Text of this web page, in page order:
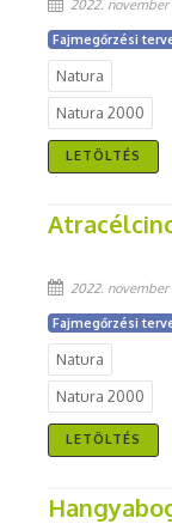
2022. november
Fajmegőrzési
Natura
Natura 2000
LETÖLTÉS
2022. november
Fajmegőrzési
Natura
Natura 2000
LETÖLTÉS